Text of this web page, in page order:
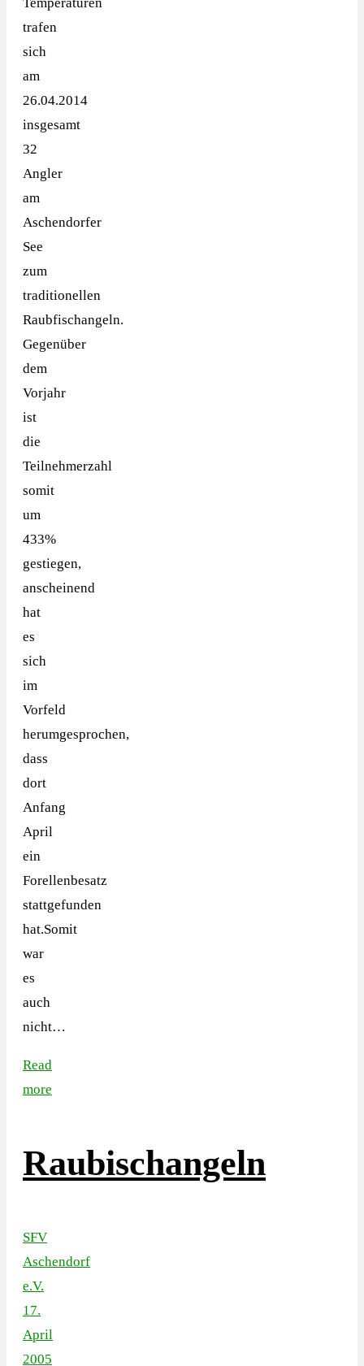
trafen
sich
am
26.04.2014
insgesamt
32
Angler
am
Aschendorfer
See
zum
traditionellen
Raubfischangeln.
Gegenüber
dem
Vorjahr
ist
die
Teilnehmerzahl
somit
um
433%
gestiegen,
anscheinend
hat
es
sich
im
Vorfeld
herumgesprochen,
dass
dort
Anfang
April
ein
Forellenbesatz
stattgefunden
hat.Somit
war
es
auch
nicht…
Read
more
Raubischangeln
SFV
Aschendorf
e.V.
17.
April
2005